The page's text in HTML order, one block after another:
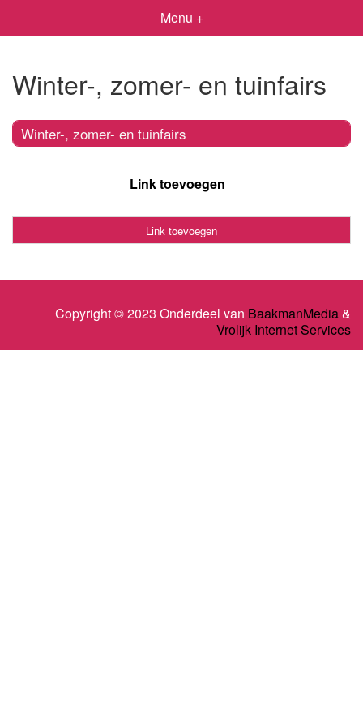
Menu +
Winter-, zomer- en tuinfairs
Winter-, zomer- en tuinfairs
Link toevoegen
Link toevoegen
Copyright © 2023 Onderdeel van BaakmanMedia&
Vrolijk Internet Services